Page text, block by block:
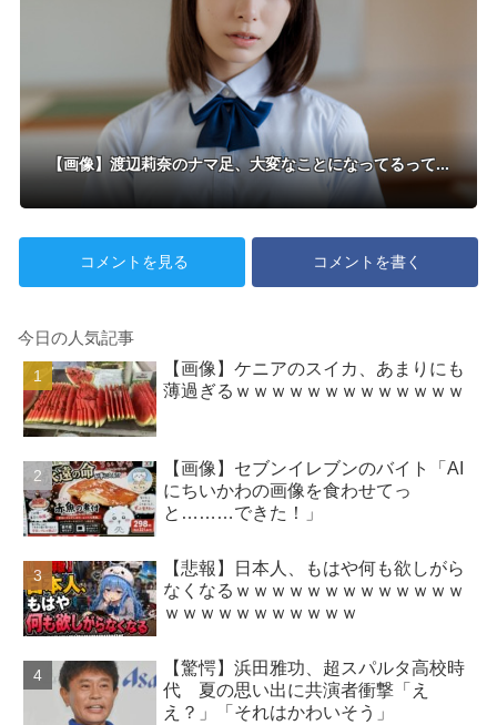
【画像】渡辺莉奈のナマ足、大変なことになってるって...
コメントを見る コメントを書く
今日の人気記事
【画像】ケニアのスイカ、あまりにも
薄過ぎるｗｗｗｗｗｗｗｗｗｗｗｗｗ
【画像】セブンイレブンのバイト「AI
にちいかわの画像を食わせてっ
と………できた！」
【悲報】日本人、もはや何も欲しがら
なくなるｗｗｗｗｗｗｗｗｗｗｗｗｗ
ｗｗｗｗｗｗｗｗｗｗｗ
【驚愕】浜田雅功、超スパルタ高校時
代 夏の思い出に共演者衝撃「え
え？」「それはかわいそう」